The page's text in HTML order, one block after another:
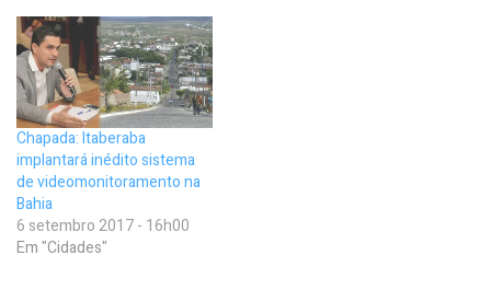
Chapada: Itaberaba
implantará inédito sistema
de videomonitoramento na
Bahia
6 setembro 2017 - 16h00
Em "Cidades"